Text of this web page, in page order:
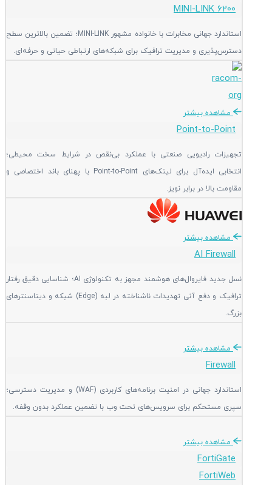
MINI-LINK 6200
استاندارد جهانی مخابرات با خانواده مشهور MINI-LINK؛ تضمین بالاترین سطح
دسترس‌پذیری و مدیریت ترافیک برای شبکه‌های ارتباطی حیاتی و حرفه‌ای.
مشاهده بیشتر
Point-to-Point
تجهیزات رادیویی صنعتی با عملکرد بی‌نقص در شرایط سخت محیطی؛
انتخابی ایده‌آل برای لینک‌های Point-to-Point با پهنای باند اختصاصی و
مقاومت بالا در برابر نویز.
مشاهده بیشتر
AI Firewall
نسل جدید فایروال‌های هوشمند مجهز به تکنولوژی AI؛ شناسایی دقیق رفتار
ترافیک و دفع آنی تهدیدات ناشناخته در لبه (Edge) شبکه و دیتاسنترهای
بزرگ.
مشاهده بیشتر
Firewall
استاندارد جهانی در امنیت برنامه‌های کاربردی (WAF) و مدیریت دسترسی؛
سپری مستحکم برای سرویس‌های تحت وب با تضمین عملکرد بدون وقفه.
مشاهده بیشتر
FortiGate
FortiWeb